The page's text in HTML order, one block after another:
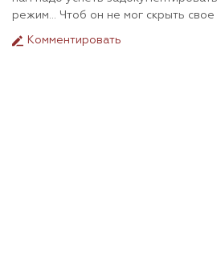
режим... Чтоб он не мог скрыть свое
Комментировать